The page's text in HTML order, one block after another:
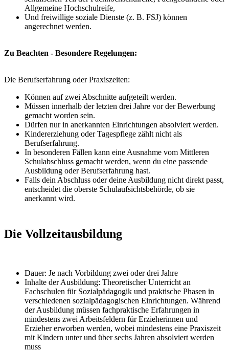
Allgemeine Hochschulreife,
Und freiwillige soziale Dienste (z. B. FSJ) können
angerechnet werden.
Zu Beachten - Besondere Regelungen:
Die Berufserfahrung oder Praxiszeiten:
Können auf zwei Abschnitte aufgeteilt werden.
Müssen innerhalb der letzten drei Jahre vor der Bewerbung
gemacht worden sein.
Dürfen nur in anerkannten Einrichtungen absolviert werden.
Kindererziehung oder Tagespflege zählt nicht als
Berufserfahrung.
In besonderen Fällen kann eine Ausnahme vom Mittleren
Schulabschluss gemacht werden, wenn du eine passende
Ausbildung oder Berufserfahrung hast.
Falls dein Abschluss oder deine Ausbildung nicht direkt passt,
entscheidet die oberste Schulaufsichtsbehörde, ob sie
anerkannt wird.
Die Vollzeitausbildung
Dauer: Je nach Vorbildung zwei oder drei Jahre
Inhalte der Ausbildung: Theoretischer Unterricht an
Fachschulen für Sozialpädagogik und praktische Phasen in
verschiedenen sozialpädagogischen Einrichtungen. Während
der Ausbildung müssen fachpraktische Erfahrungen in
mindestens zwei Arbeitsfeldern für Erzieherinnen und
Erzieher erworben werden, wobei mindestens eine Praxiszeit
mit Kindern unter und über sechs Jahren absolviert werden
muss